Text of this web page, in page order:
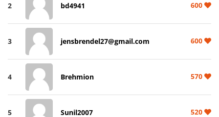
2 bd4941 600
3 jensbrendel27@gmail.com 600
4 Brehmion 570
5 Sunil2007 520